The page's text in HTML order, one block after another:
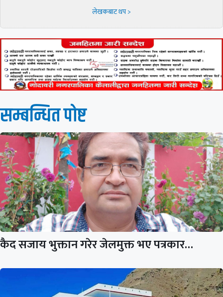
लेखकबाट थप >
सम्बन्धित पाेष्ट
कैद सजाय भुक्तान गरेर जेलमुक्त भए पत्रकार…